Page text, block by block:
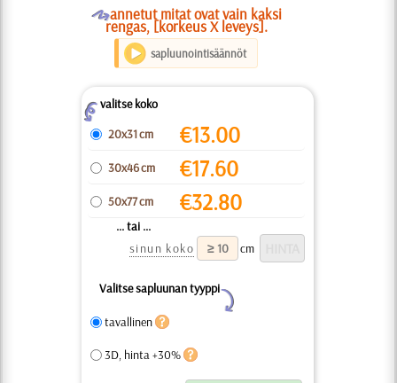
Oannetut mitat ovat vain kaksi
rengas, [korkeus X leveys].
sapluunointisäännöt
Zvalitse koko
20x31 cm
€13.00
30x46 cm €17.60
50x77 cm €32.80
... tai ...
sinun koko
cm
Valitse sapluunan tyyppi
Y
tavallinen
3D, hinta +30%